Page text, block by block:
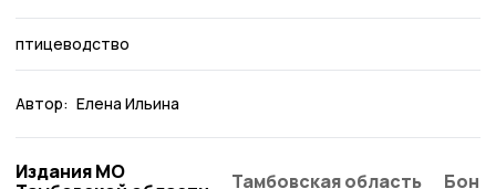
птицеводство
Автор: Елена Ильина
Издания МО
Тамбовская область